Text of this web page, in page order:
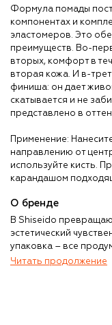
Формула помады
компонентах и
эластомеров. Это
преимуществ. Во-
вторых, комфорт в
вторая кожа. И в-
финиша: он дает
скатывается и не
представлено в
Применение:
направлению от
используйте кисть.
карандашом
О бренде
В Shiseido
эстетический
упаковка – все
Читать продолжение